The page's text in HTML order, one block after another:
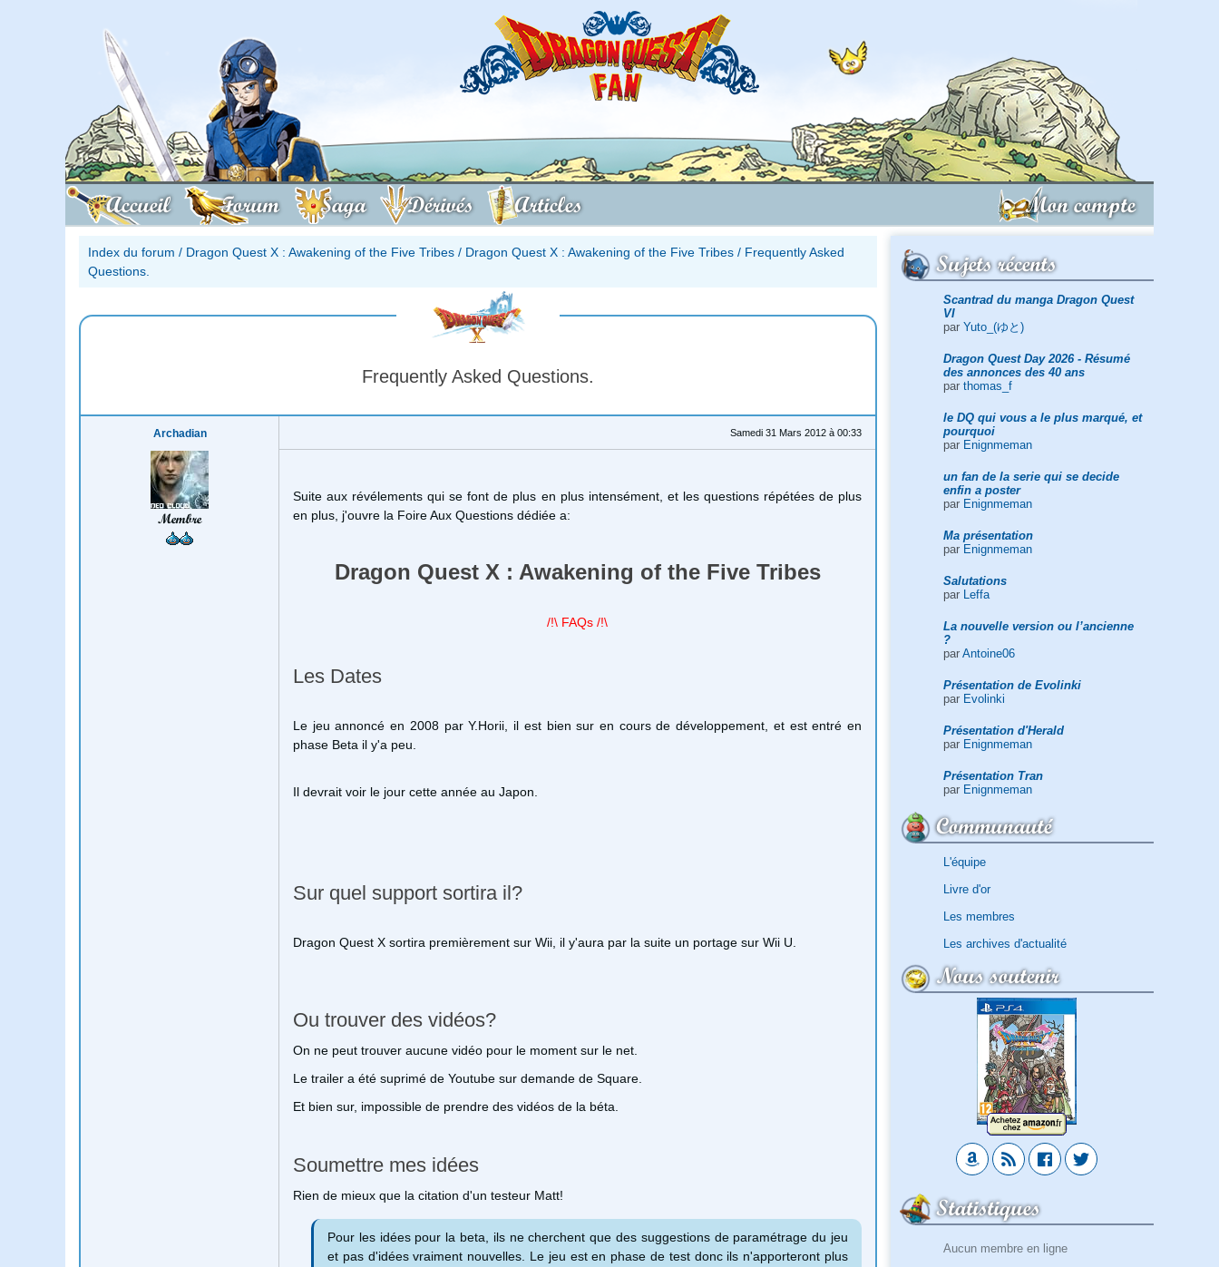
Accueil Forum Saga Dérivés Articles Mon compte
Sujets récents
Scantrad du manga Dragon Quest
VI
par Yuto_(ゆと)
Dragon Quest Day 2026 - Résumé
des annonces des 40 ans
par thomas_f
le DQ qui vous a le plus marqué, et
pourquoi
par Enignmeman
un fan de la serie qui se decide
enfin a poster
par Enignmeman
Ma présentation
par Enignmeman
Salutations
par
Leffa
La nouvelle version ou l’ancienne
?
par Antoine06
Présentation de Evolinki
par Evolinki
Présentation d'Herald
par Enignmeman
Présentation Tran
par Enignmeman
Communauté
L'équipe
Livre d'or
Les membres
Les archives d'actualité
Nous soutenir
Statistiques
Aucun membre en ligne
Index du forum / Dragon Quest X : Awakening of the Five Tribes / Dragon Quest X : Awakening of the Five Tribes / Frequently Asked
Questions.
Frequently Asked Questions.
Archadian
Membre
Samedi 31 Mars 2012 à 00:33
Suite aux révélements qui se font de plus en plus intensément, et les questions répétées de plus
en plus, j'ouvre la Foire Aux Questions dédiée a:
Dragon Quest X : Awakening of the Five Tribes
/!\ FAQs /!\
Les Dates
Le jeu annoncé en 2008 par Y.Horii, il est bien sur en cours de développement, et est entré en
phase Beta il y'a peu.
Il devrait voir le jour cette année au Japon.
Sur quel support sortira il?
Dragon Quest X sortira premièrement sur Wii, il y'aura par la suite un portage sur Wii U.
Ou trouver des vidéos?
On ne peut trouver aucune vidéo pour le moment sur le net.
Le trailer a été suprimé de Youtube sur demande de Square.
Et bien sur, impossible de prendre des vidéos de la béta.
Soumettre mes idées
Rien de mieux que la citation d'un testeur Matt!
Pour les idées pour la beta, ils ne cherchent que des suggestions de paramétrage du jeu
et pas d'idées vraiment nouvelles. Le jeu est en phase de test donc ils n'apporteront plus